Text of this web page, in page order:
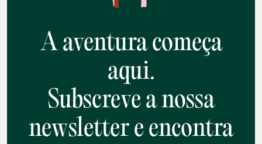
A aventura começa
aqui.
Subscreve a nossa
newsletter e encontra